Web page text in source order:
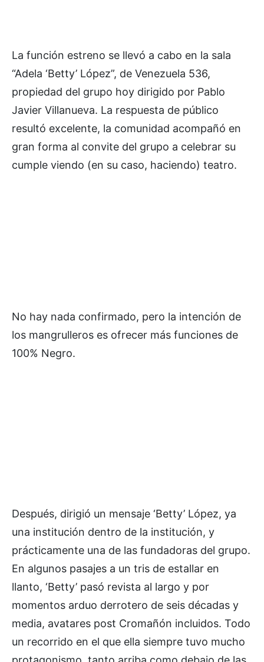
La función estreno se llevó a cabo en la sala
“Adela ‘Betty’ López”, de Venezuela 536,
propiedad del grupo hoy dirigido por Pablo
Javier Villanueva. La respuesta de público
resultó excelente, la comunidad acompañó en
gran forma al convite del grupo a celebrar su
cumple viendo (en su caso, haciendo) teatro.
No hay nada confirmado, pero la intención de
los mangrulleros es ofrecer más funciones de
100% Negro.
Después, dirigió un mensaje ‘Betty’ López, ya
una institución dentro de la institución, y
prácticamente una de las fundadoras del grupo.
En algunos pasajes a un tris de estallar en
llanto, ‘Betty’ pasó revista al largo y por
momentos arduo derrotero de seis décadas y
media, avatares post Cromañón incluidos. Todo
un recorrido en el que ella siempre tuvo mucho